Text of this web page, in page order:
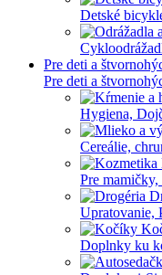
Detské
Pre deti a
Pre deti a
Hygiena,
Cereálie,
Pre mamičky,
Upratovanie,
Doplnky ku